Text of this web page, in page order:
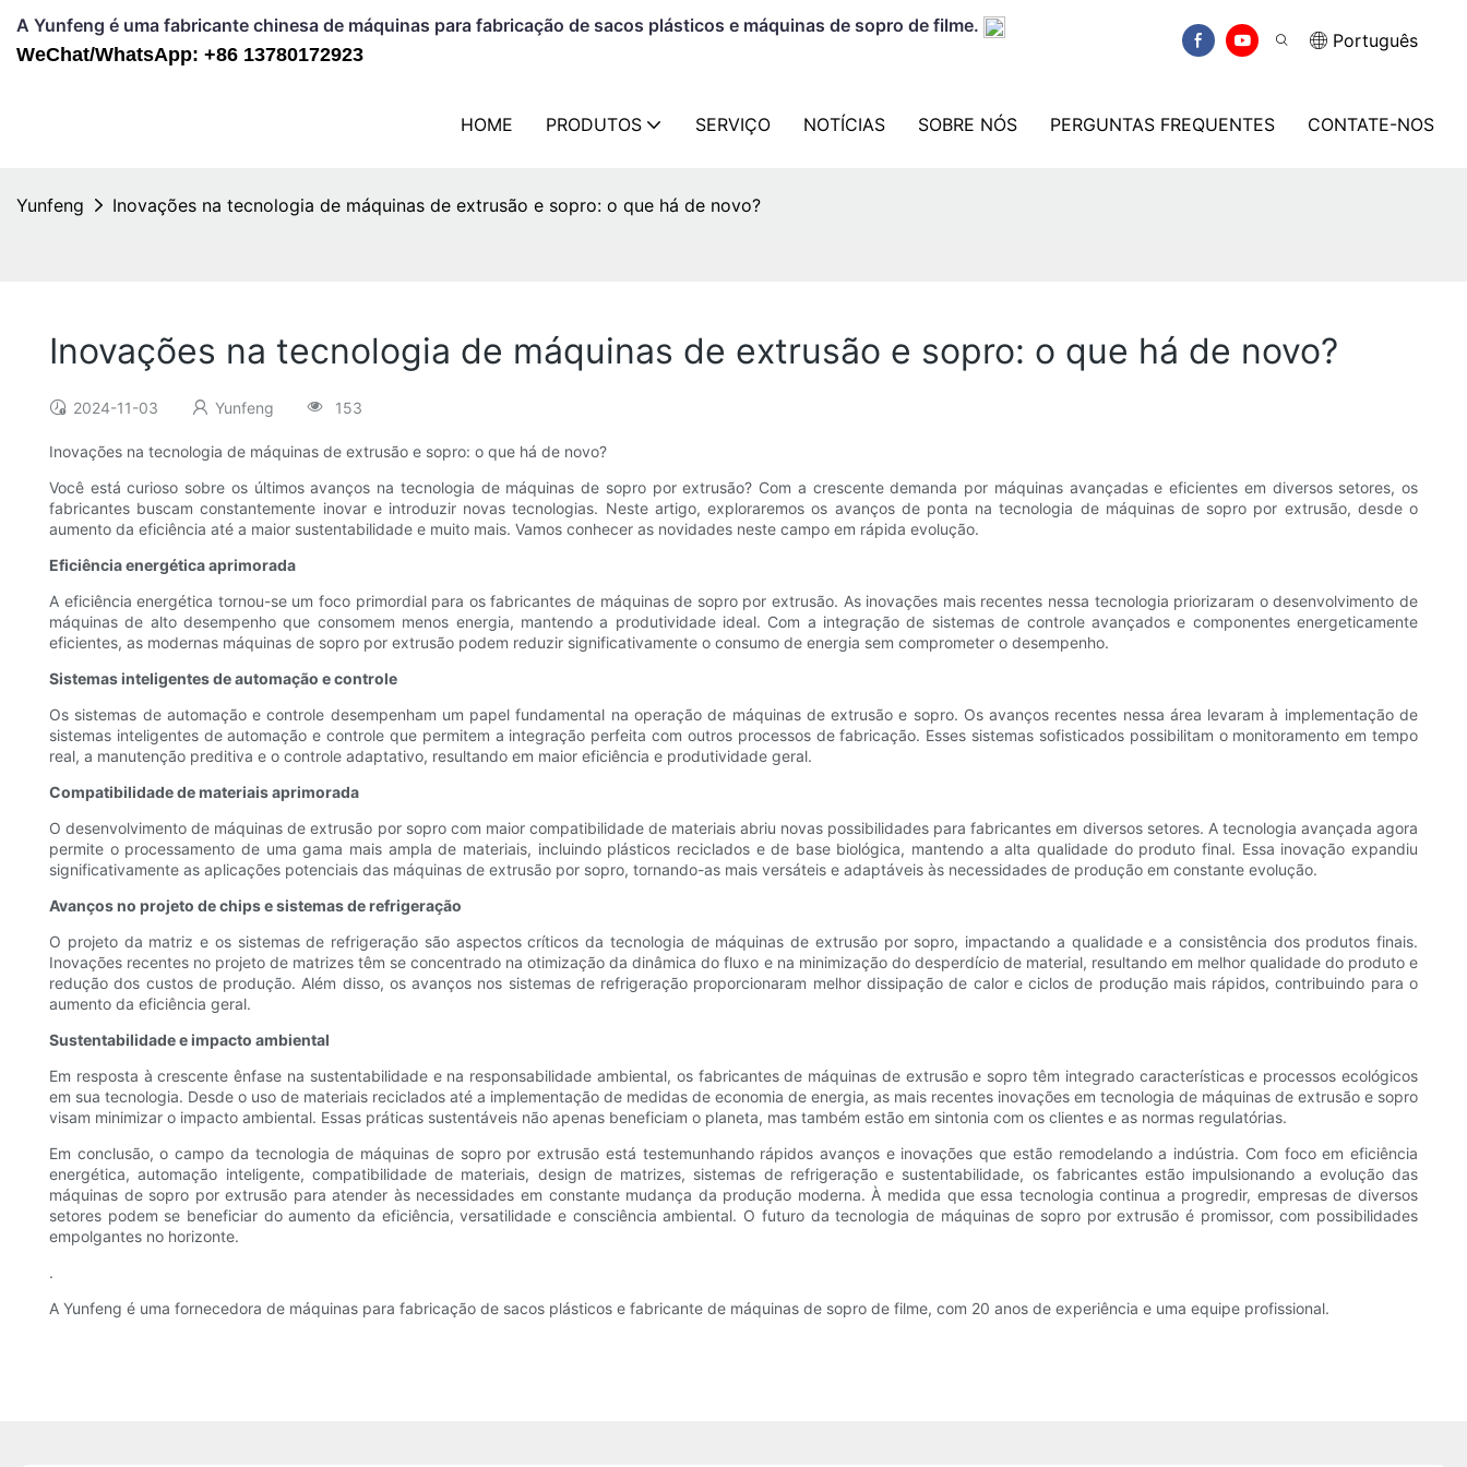
A Yunfeng é uma fabricante chinesa de máquinas para fabricação de sacos plásticos e máquinas de sopro de filme.
WeChat/WhatsApp: +86 13780172923
Português
HOME PRODUTOS SERVIÇO NOTÍCIAS SOBRE NÓS PERGUNTAS FREQUENTES CONTATE-NOS
Yunfeng Inovações na tecnologia de máquinas de extrusão e sopro: o que há de novo?
Inovações na tecnologia de máquinas de extrusão e sopro: o que há de novo?
2024-11-03 Yunfeng 153
Inovações na tecnologia de máquinas de extrusão e sopro: o que há de novo?
Você está curioso sobre os últimos avanços na tecnologia de máquinas de sopro por extrusão? Com ​​a crescente demanda por máquinas avançadas e eficientes em diversos setores, os
fabricantes buscam constantemente inovar e introduzir novas tecnologias. Neste artigo, exploraremos os avanços de ponta na tecnologia de máquinas de sopro por extrusão, desde o
aumento da eficiência até a maior sustentabilidade e muito mais. Vamos conhecer as novidades neste campo em rápida evolução.
Eficiência energética aprimorada
A eficiência energética tornou-se um foco primordial para os fabricantes de máquinas de sopro por extrusão. As inovações mais recentes nessa tecnologia priorizaram o desenvolvimento de
máquinas de alto desempenho que consomem menos energia, mantendo a produtividade ideal. Com a integração de sistemas de controle avançados e componentes energeticamente
eficientes, as modernas máquinas de sopro por extrusão podem reduzir significativamente o consumo de energia sem comprometer o desempenho.
Sistemas inteligentes de automação e controle
Os sistemas de automação e controle desempenham um papel fundamental na operação de máquinas de extrusão e sopro. Os avanços recentes nessa área levaram à implementação de
sistemas inteligentes de automação e controle que permitem a integração perfeita com outros processos de fabricação. Esses sistemas sofisticados possibilitam o monitoramento em tempo
real, a manutenção preditiva e o controle adaptativo, resultando em maior eficiência e produtividade geral.
Compatibilidade de materiais aprimorada
O desenvolvimento de máquinas de extrusão por sopro com maior compatibilidade de materiais abriu novas possibilidades para fabricantes em diversos setores. A tecnologia avançada agora
permite o processamento de uma gama mais ampla de materiais, incluindo plásticos reciclados e de base biológica, mantendo a alta qualidade do produto final. Essa inovação expandiu
significativamente as aplicações potenciais das máquinas de extrusão por sopro, tornando-as mais versáteis e adaptáveis ​​às necessidades de produção em constante evolução.
Avanços no projeto de chips e sistemas de refrigeração
O projeto da matriz e os sistemas de refrigeração são aspectos críticos da tecnologia de máquinas de extrusão por sopro, impactando a qualidade e a consistência dos produtos finais.
Inovações recentes no projeto de matrizes têm se concentrado na otimização da dinâmica do fluxo e na minimização do desperdício de material, resultando em melhor qualidade do produto e
redução dos custos de produção. Além disso, os avanços nos sistemas de refrigeração proporcionaram melhor dissipação de calor e ciclos de produção mais rápidos, contribuindo para o
aumento da eficiência geral.
Sustentabilidade e impacto ambiental
Em resposta à crescente ênfase na sustentabilidade e na responsabilidade ambiental, os fabricantes de máquinas de extrusão e sopro têm integrado características e processos ecológicos
em sua tecnologia. Desde o uso de materiais reciclados até a implementação de medidas de economia de energia, as mais recentes inovações em tecnologia de máquinas de extrusão e sopro
visam minimizar o impacto ambiental. Essas práticas sustentáveis ​​não apenas beneficiam o planeta, mas também estão em sintonia com os clientes e as normas regulatórias.
Em conclusão, o campo da tecnologia de máquinas de sopro por extrusão está testemunhando rápidos avanços e inovações que estão remodelando a indústria. Com foco em eficiência
energética, automação inteligente, compatibilidade de materiais, design de matrizes, sistemas de refrigeração e sustentabilidade, os fabricantes estão impulsionando a evolução das
máquinas de sopro por extrusão para atender às necessidades em constante mudança da produção moderna. À medida que essa tecnologia continua a progredir, empresas de diversos
setores podem se beneficiar do aumento da eficiência, versatilidade e consciência ambiental. O futuro da tecnologia de máquinas de sopro por extrusão é promissor, com possibilidades
empolgantes no horizonte.
.
A Yunfeng é uma fornecedora de máquinas para fabricação de sacos plásticos e fabricante de máquinas de sopro de filme, com 20 anos de experiência e uma equipe profissional.